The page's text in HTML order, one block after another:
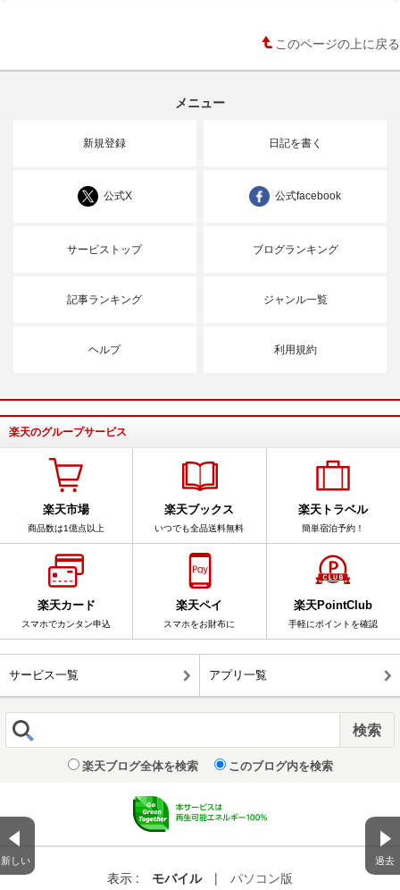
新しい 過去
このページの上に戻る
メニュー
新規登録 日記を書く
公式X 公式facebook
サービストップ ブログランキング
記事ランキング ジャンル一覧
ヘルプ 利用規約
楽天のグループサービス
楽天市場
商品数は1億点以上
楽天ブックス
いつでも全品送料無料
楽天トラベル
簡単宿泊予約！
楽天カード
スマホでカンタン申込
楽天ペイ
スマホをお財布に
楽天PointClub
手軽にポイントを確認
サービス一覧 アプリ一覧
楽天ブログ全体を検索 このブログ内を検索
表示 : モバイル | パソコン版